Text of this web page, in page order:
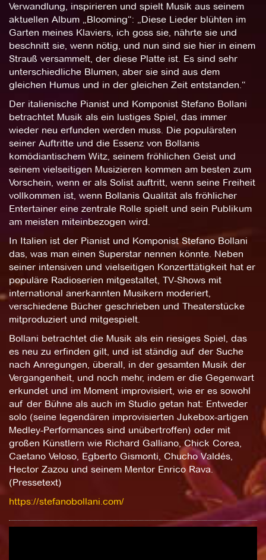
Verwandlung, inspirieren und spielt Musik aus seinem
aktuellen Album „Blooming“: „Diese Lieder blühten im
Garten meines Klaviers, ich goss sie, nährte sie und
beschnitt sie, wenn nötig, und nun sind sie hier in einem
Strauß versammelt, der diese Platte ist. Es sind sehr
unterschiedliche Blumen, aber sie sind aus dem
gleichen Humus und in der gleichen Zeit entstanden.“
Der italienische Pianist und Komponist Stefano Bollani
betrachtet Musik als ein lustiges Spiel, das immer
wieder neu erfunden werden muss. Die populärsten
seiner Auftritte und die Essenz von Bollanis
komödiantischem Witz, seinem fröhlichen Geist und
seinem vielseitigen Musizieren kommen am besten zum
Vorschein, wenn er als Solist auftritt, wenn seine Freiheit
vollkommen ist, wenn Bollanis Qualität als fröhlicher
Entertainer eine zentrale Rolle spielt und sein Publikum
am meisten miteinbezogen wird.
In Italien ist der Pianist und Komponist Stefano Bollani
das, was man einen Superstar nennen könnte. Neben
seiner intensiven und vielseitigen Konzerttätigkeit hat er
populäre Radioserien mitgestaltet, TV-Shows mit
international anerkannten Musikern moderiert,
verschiedene Bücher geschrieben und Theaterstücke
mitproduziert und mitgespielt.
Bollani betrachtet die Musik als ein riesiges Spiel, das
es neu zu erfinden gilt, und ist ständig auf der Suche
nach Anregungen, überall, in der gesamten Musik der
Vergangenheit, und noch mehr, indem er die Gegenwart
erkundet und im Moment improvisiert, wie er es sowohl
auf der Bühne als auch im Studio getan hat: Entweder
solo (seine legendären improvisierten Jukebox-artigen
Medley-Performances sind unübertroffen) oder mit
großen Künstlern wie Richard Galliano, Chick Corea,
Caetano Veloso, Egberto Gismonti, Chucho Valdés,
Hector Zazou und seinem Mentor Enrico Rava.
(Pressetext)
https://stefanobollani.com/